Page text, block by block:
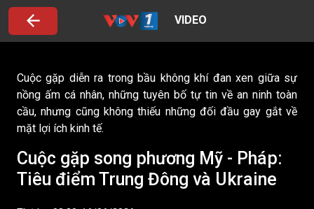
VIDEO
Cuộc gặp diễn ra trong bầu không khí đan xen giữa sự
nồng ấm cá nhân, những tuyên bố tự tin về an ninh toàn
cầu, nhưng cũng không thiếu những đối đầu gay gắt về
mặt lợi ích kinh tế.
Cuộc gặp song phương Mỹ - Pháp:
Tiêu điểm Trung Đông và Ukraine